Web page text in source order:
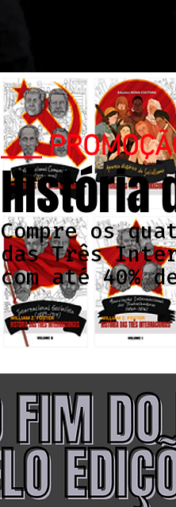
Compre os
das Três
com até 40%
___
História